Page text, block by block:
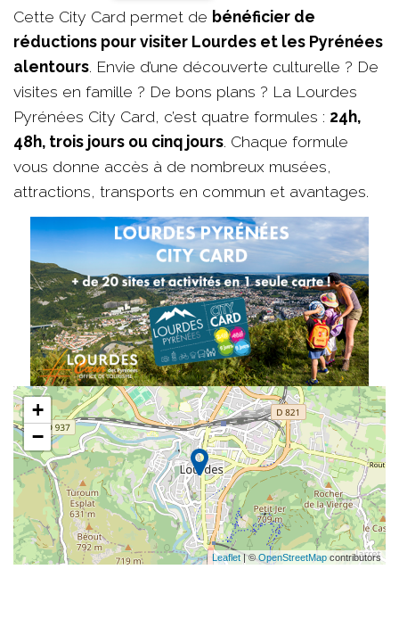
Cette City Card permet de bénéficier de
réductions pour visiter Lourdes et les Pyrénées
alentours. Envie d’une découverte culturelle ? De
visites en famille ? De bons plans ? La Lourdes
Pyrénées City Card, c’est quatre formules : 24h,
48h, trois jours ou cinq jours. Chaque formule
vous donne accès à de nombreux musées,
attractions, transports en commun et avantages.
+
−
Leaflet| ©OpenStreetMap contributors